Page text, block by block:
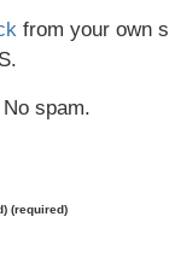
from your own
spam.
(required)